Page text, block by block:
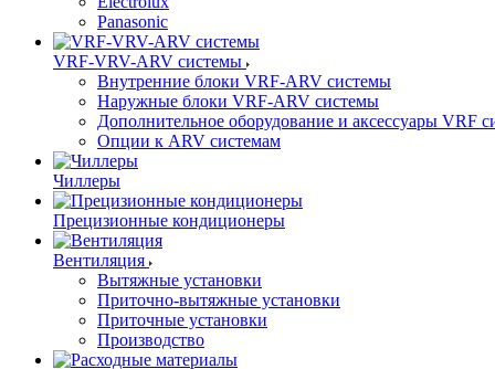
Panasonic
VRF-VRV-ARV системы
Внутренние блоки VRF-ARV системы
Наружные блоки VRF-ARV системы
Дополнительное оборудование и аксессуары VRF
Опции к ARV системам
Чиллеры
Прецизионные кондиционеры
Вентиляция
Вытяжные установки
Приточно-вытяжные установки
Приточные установки
Производство